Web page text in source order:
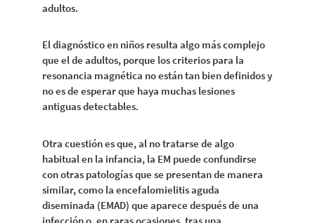
adultos.
El diagnóstico en niños resulta algo más complejo
que el de adultos, porque los criterios para la
resonancia magnética no están tan bien definidos y
no es de esperar que haya muchas lesiones
antiguas detectables.
Otra cuestión es que, al no tratarse de algo
habitual en la infancia, la EM puede confundirse
con otras patologías que se presentan de manera
similar, como la encefalomielitis aguda
diseminada (EMAD) que aparece después de una